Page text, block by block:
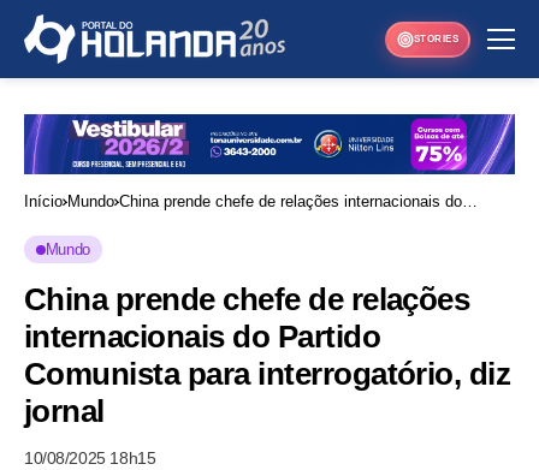
STORIES
Início Mundo China prende chefe de relações internacionais do
Mundo
China prende chefe de relações
internacionais do Partido
Comunista para interrogatório, diz
jornal
10/08/2025 18h15